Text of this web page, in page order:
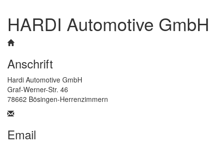
HARDI Automotive GmbH
Anschrift
Hardi Automotive GmbH
Graf-Werner-Str. 46
78662 Bösingen-Herrenzimmern
Email